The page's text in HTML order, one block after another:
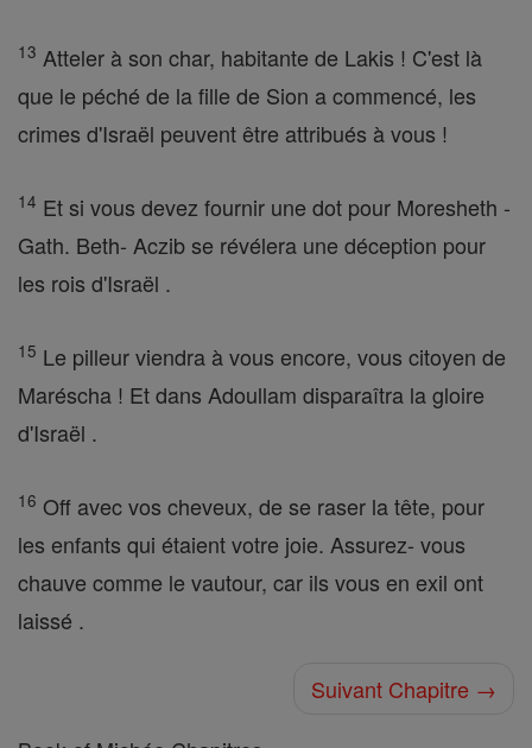
13 Atteler à son char, habitante de Lakis ! C'est là
que le péché de la fille de Sion a commencé, les
crimes d'Israël peuvent être attribués à vous !
14 Et si vous devez fournir une dot pour Moresheth -
Gath. Beth- Aczib se révélera une déception pour
les rois d'Israël .
15 Le pilleur viendra à vous encore, vous citoyen de
Maréscha ! Et dans Adoullam disparaîtra la gloire
d'Israël .
16 Off avec vos cheveux, de se raser la tête, pour
les enfants qui étaient votre joie. Assurez- vous
chauve comme le vautour, car ils vous en exil ont
laissé .
Suivant Chapitre →